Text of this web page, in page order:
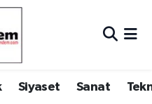
Siyaset Sanat